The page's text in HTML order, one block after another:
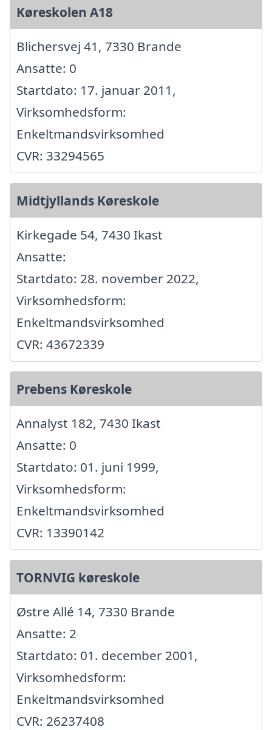
Køreskolen A18
Blichersvej 41, 7330 Brande
Ansatte: 0
Startdato: 17. januar 2011,
Virksomhedsform:
Enkeltmandsvirksomhed
CVR: 33294565
Midtjyllands Køreskole
Kirkegade 54, 7430 Ikast
Ansatte:
Startdato: 28. november 2022,
Virksomhedsform:
Enkeltmandsvirksomhed
CVR: 43672339
Prebens Køreskole
Annalyst 182, 7430 Ikast
Ansatte: 0
Startdato: 01. juni 1999,
Virksomhedsform:
Enkeltmandsvirksomhed
CVR: 13390142
TORNVIG køreskole
Østre Allé 14, 7330 Brande
Ansatte: 2
Startdato: 01. december 2001,
Virksomhedsform:
Enkeltmandsvirksomhed
CVR: 26237408